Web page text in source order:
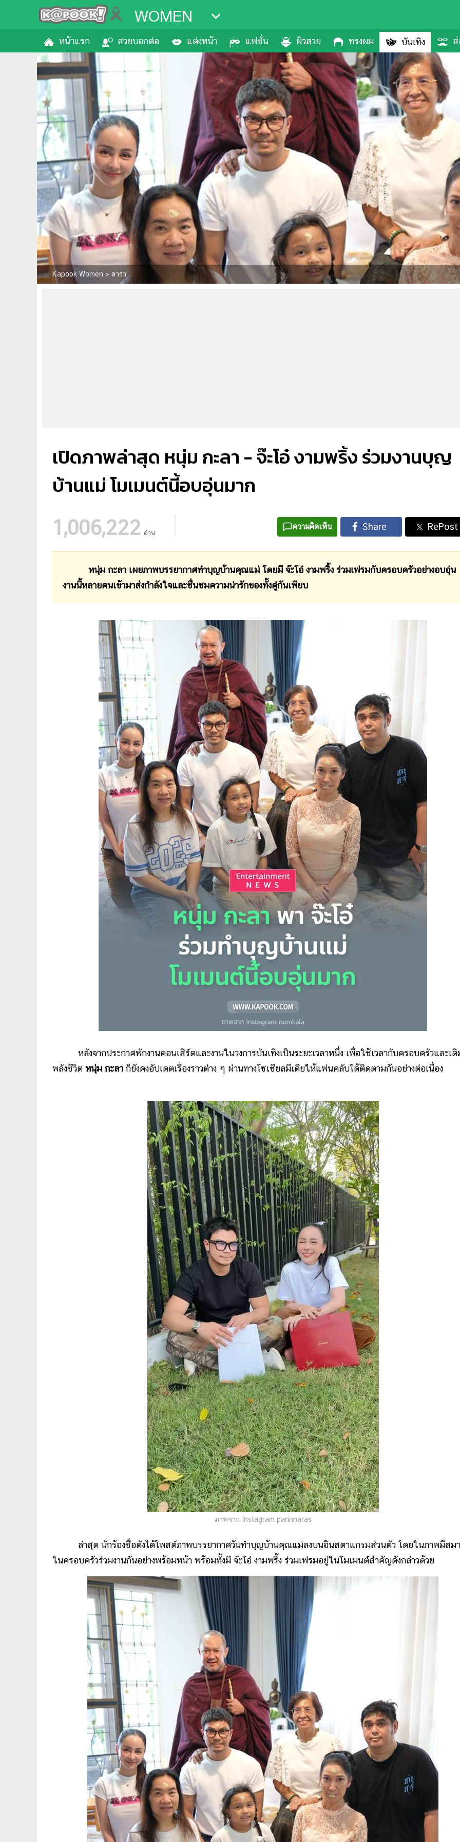
WOMEN
หน้าแรก สวยบอกต่อ แต่งหน้า แฟชั่น ผิวสวย ทรงผม บันเทิง
Kapook Women > ดารา
เปิดภาพล่าสุด หนุ่ม กะลา - จ๊ะโอ๋ งามพริ้ง ร่วมงานบุญ
บ้านแม่ โมเมนต์นี้อบอุ่นมาก
1,006,222 อ่าน
ความคิดเห็น
หนุ่ม กะลา เผยภาพบรรยากาศทำบุญบ้านคุณแม่ โดยมี จ๊ะโอ๋ งามพริ้ง ร่วมเฟรมกับครอบครัวอย่างอบอุ่น
งานนี้หลายคนเข้ามาส่งกำลังใจและชื่นชมความน่ารักของทั้งคู่กันเพียบ
หลังจากประกาศพักงานคอนเสิร์ตและงานในวงการบันเทิงเป็นระยะเวลาหนึ่ง เพื่อใช้เวลากับครอบครัวและเติ
พลังชีวิต หนุ่ม กะลา ก็ยังคงอัปเดตเรื่องราวต่าง ๆ ผ่านทางโซเชียลมีเดียให้แฟนคลับได้ติดตามกันอย่างต่อเนื่อง
ภาพจาก Instagram parinnaras
ล่าสุด นักร้องชื่อดังได้โพสต์ภาพบรรยากาศวันทำบุญบ้านคุณแม่ลงบนอินสตาแกรมส่วนตัว โดยในภาพมีสม
ในครอบครัวร่วมงานกันอย่างพร้อมหน้า พร้อมทั้งมี จ๊ะโอ๋ งามพริ้ง ร่วมเฟรมอยู่ในโมเมนต์สำคัญดังกล่าวด้วย